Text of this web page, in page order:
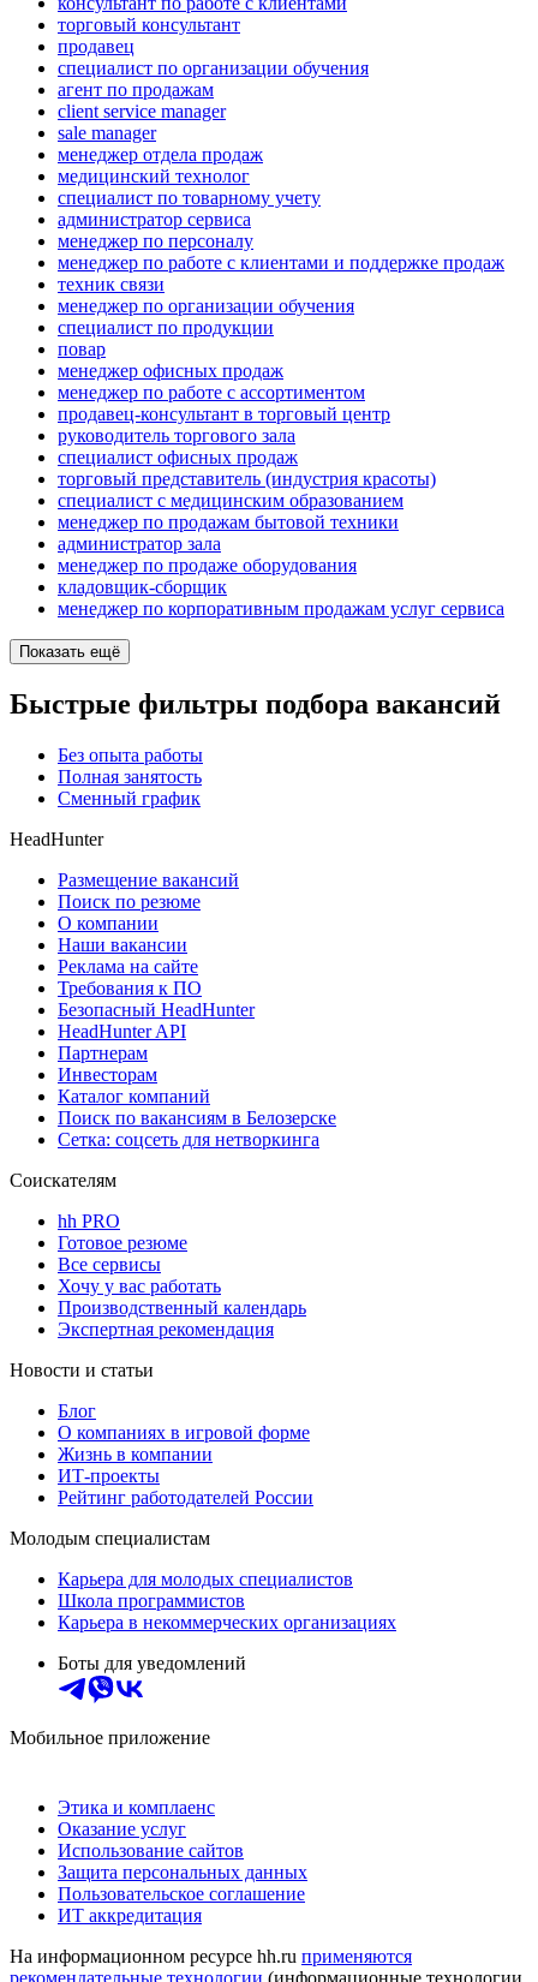
торговый консультант
продавец
специалист по организации обучения
агент по продажам
client service manager
sale manager
менеджер отдела продаж
медицинский технолог
специалист по товарному учету
администратор сервиса
менеджер по персоналу
менеджер по работе с клиентами и поддержке продаж
техник связи
менеджер по организации обучения
специалист по продукции
повар
менеджер офисных продаж
менеджер по работе с ассортиментом
продавец-консультант в торговый центр
руководитель торгового зала
специалист офисных продаж
торговый представитель (индустрия красоты)
специалист с медицинским образованием
менеджер по продажам бытовой техники
администратор зала
менеджер по продаже оборудования
кладовщик-сборщик
менеджер по корпоративным продажам услуг сервиса
Показать ещё
Быстрые фильтры подбора вакансий
Без опыта работы
Полная занятость
Сменный график
HeadHunter
Размещение вакансий
Поиск по резюме
О компании
Наши вакансии
Реклама на сайте
Требования к ПО
Безопасный HeadHunter
HeadHunter API
Партнерам
Инвесторам
Каталог компаний
Поиск по вакансиям в Белозерске
Сетка: соцсеть для нетворкинга
Соискателям
hh PRO
Готовое резюме
Все сервисы
Хочу у вас работать
Производственный календарь
Экспертная рекомендация
Новости и статьи
Блог
О компаниях в игровой форме
Жизнь в компании
ИТ-проекты
Рейтинг работодателей России
Молодым специалистам
Карьера для молодых специалистов
Школа программистов
Карьера в некоммерческих организациях
Боты для уведомлений
Мобильное приложение
Этика и комплаенс
Оказание услуг
Использование сайтов
Защита персональных данных
Пользовательское соглашение
ИТ аккредитация
На информационном ресурсе hh.ru применяются
рекомендательные технологии (информационные технологии